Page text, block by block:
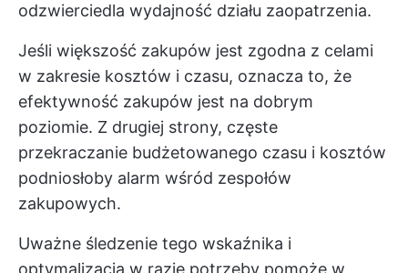
odzwierciedla wydajność działu zaopatrzenia.
Jeśli większość zakupów jest zgodna z celami
w zakresie kosztów i czasu, oznacza to, że
efektywność zakupów jest na dobrym
poziomie. Z drugiej strony, częste
przekraczanie budżetowanego czasu i kosztów
podniosłoby alarm wśród zespołów
zakupowych.
Uważne śledzenie tego wskaźnika i
optymalizacja w razie potrzeby pomoże w